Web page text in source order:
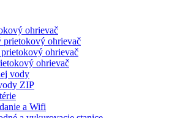
ohrievač
prietokový ohrievač
ohrievač
ohrievač
vody
ZIP
a Wifi